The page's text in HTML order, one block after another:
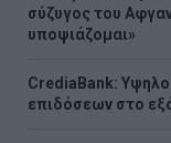
σύζυγος του
υποψιάζομαι»
CrediaBank:
επιδόσεων στο